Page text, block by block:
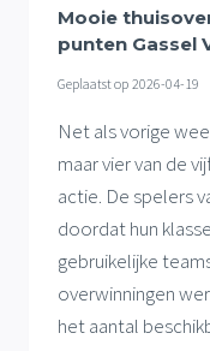
GASSEL
VR18+1
Mooie
punten Gassel
Geplaatst op 2026-04-19
Net als vorige
maar vier van de
actie. De spelers
doordat hun
gebruikelijke
overwinningen
het aantal